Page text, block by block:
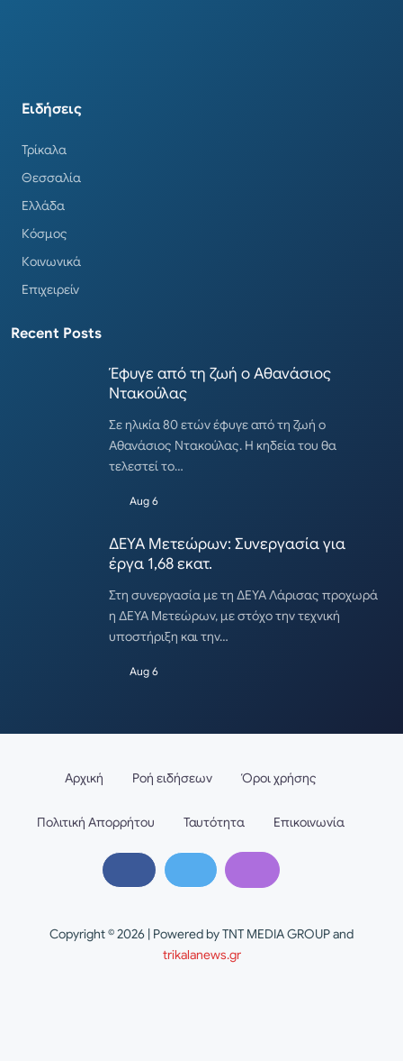
Ειδήσεις
Τρίκαλα
Θεσσαλία
Ελλάδα
Κόσμος
Κοινωνικά
Επιχειρείν
Recent Posts
Έφυγε από τη ζωή ο Αθανάσιος
Ντακούλας
Σε ηλικία 80 ετών έφυγε από τη ζωή ο
Αθανάσιος Ντακούλας. Η κηδεία του θα
τελεστεί το…
Aug 6
ΔΕΥΑ Μετεώρων: Συνεργασία για
έργα 1,68 εκατ.
Στη συνεργασία με τη ΔΕΥΑ Λάρισας προχωρά
η ΔΕΥΑ Μετεώρων, με στόχο την τεχνική
υποστήριξη και την…
Aug 6
Copyright © 2026 | Powered by TNT MEDIA GROUP and
trikalanews.gr
Αρχική Ροή ειδήσεων Όροι χρήσης
Πολιτική Απορρήτου Ταυτότητα Επικοινωνία